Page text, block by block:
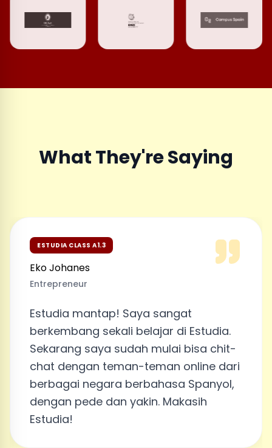
What They're Saying
ESTUDIA CLASS A1.3
Eko Johanes
Entrepreneur
Estudia mantap! Saya sangat
berkembang sekali belajar di Estudia.
Sekarang saya sudah mulai bisa chit-
chat dengan teman-teman online dari
berbagai negara berbahasa Spanyol,
dengan pede dan yakin. Makasih
Estudia!